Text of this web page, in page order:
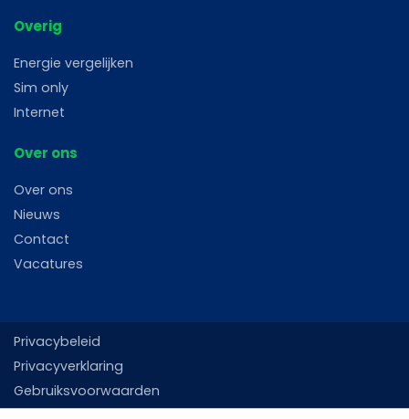
Overig
Energie vergelijken
Sim only
Internet
Over ons
Over ons
Nieuws
Contact
Vacatures
Privacybeleid
Privacyverklaring
Gebruiksvoorwaarden
Sitemap